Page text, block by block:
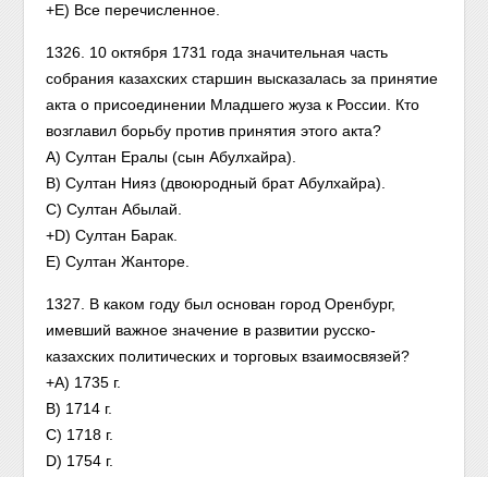
+E) Все перечисленное.
1326. 10 октября 1731 года значительная часть
собрания казахских старшин высказалась за принятие
акта о присоединении Младшего жуза к России. Кто
возглавил борьбу против принятия этого акта?
А) Султан Ералы (сын Абулхайра).
В) Султан Нияз (двоюродный брат Абулхайра).
С) Султан Абылай.
+D) Султан Барак.
Е) Султан Жанторе.
1327. В каком году был основан город Оренбург,
имевший важное значение в развитии русско-
казахских политических и торговых взаимосвязей?
+А) 1735 г.
В) 1714 г.
С) 1718 г.
D) 1754 г.